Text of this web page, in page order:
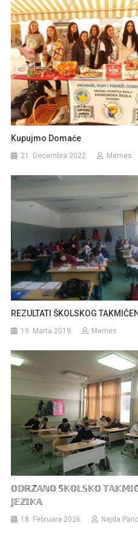
Kupujmo Domaće
21. Decembra 2022. Mernes
REZULTATI ŠKOLSKOG
19. Marta 2019. Mernes
𝕆𝔻ℝℤ̌𝔸ℕ𝕆 𝕊̌𝕂𝕆𝕃𝕊𝕂𝕆
𝕁𝔼ℤ𝕀𝕂𝔸
18. Februara 2026. Najda